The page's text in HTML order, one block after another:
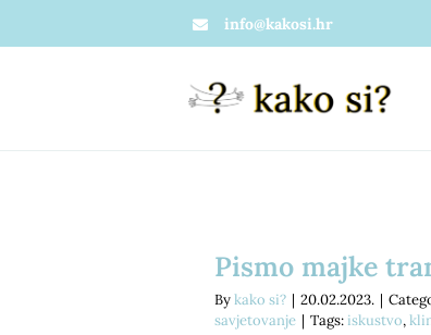
to
info@kakosi.hr
Pismo majke
Bykako si? | 20.02.2023. |
savjetovanje | Tags: iskustvo,